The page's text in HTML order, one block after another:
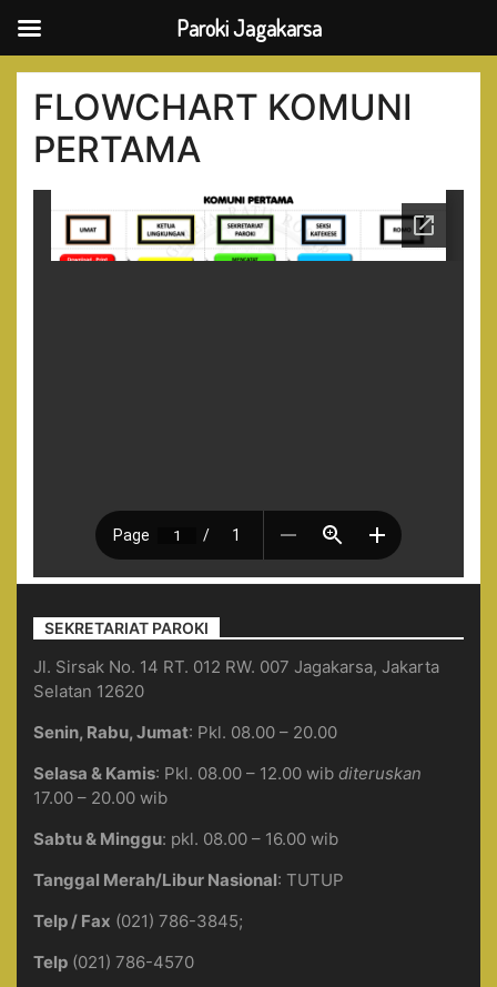
Skip
contentFLOWCHART KOMUNI
PERTAMA
SEKRETARIAT PAROKI
Jl. Sirsak No. 14 RT. 012 RW. 007 Jagakarsa, Jakarta
Selatan 12620
Senin, Rabu, Jumat: Pkl. 08.00 – 20.00
Selasa & Kamis: Pkl. 08.00 – 12.00 wib diteruskan
17.00 – 20.00 wib
Sabtu & Minggu: pkl. 08.00 – 16.00 wib
Tanggal Merah/Libur Nasional: TUTUP
Telp / Fax (021) 786-3845;
Telp (021) 786-4570
Paroki Jagakarsa